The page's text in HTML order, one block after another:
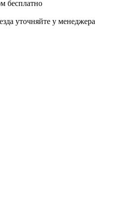
бесплатно
уточняйте у менеджера